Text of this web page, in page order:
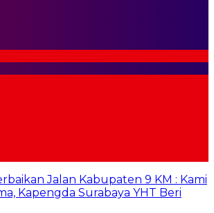
Jalan Kabupaten 9 KM : Kami
Kapengda Surabaya YHT Beri